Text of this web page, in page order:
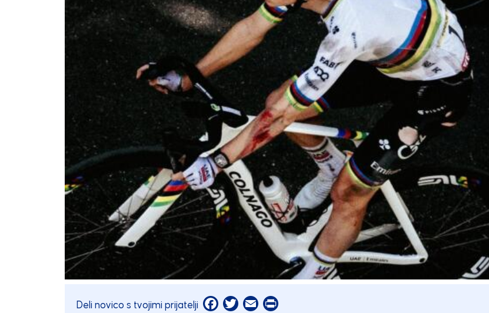
Deli novico s tvojimi prijatelji Facebook
Twitter
EmailPrint